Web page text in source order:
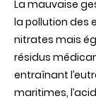
La mauvaise
la pollution des
nitrates mais
résidus
entraînant
maritimes,